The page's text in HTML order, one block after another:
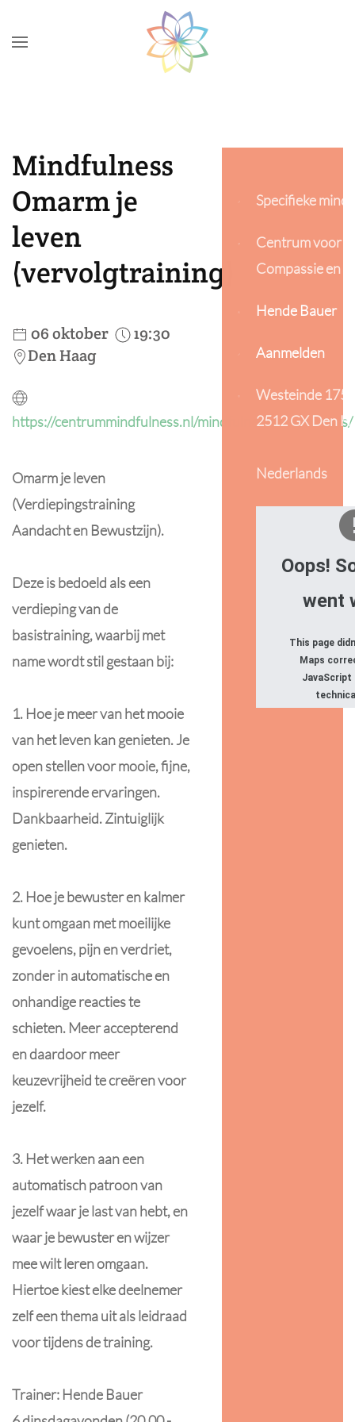
Skip to main content
Mindfulness
Omarm je
leven
(vervolgtraining)
06 oktober
19:30
Den Haag
https://centrummindfulness.nl/mindfulnessprogrammas/
Omarm je leven
(Verdiepingstraining
Aandacht en Bewustzijn).
Deze is bedoeld als een
verdieping van de
basistraining, waarbij met
name wordt stil gestaan bij:
1. Hoe je meer van het mooie
van het leven kan genieten. Je
open stellen voor mooie, fijne,
inspirerende ervaringen.
Dankbaarheid. Zintuiglijk
genieten.
2. Hoe je bewuster en kalmer
kunt omgaan met moeilijke
gevoelens, pijn en verdriet,
zonder in automatische en
onhandige reacties te
schieten. Meer accepterend
en daardoor meer
keuzevrijheid te creëren voor
jezelf.
3. Het werken aan een
automatisch patroon van
jezelf waar je last van hebt, en
waar je bewuster en wijzer
mee wilt leren omgaan.
Hiertoe kiest elke deelnemer
zelf een thema uit als leidraad
voor tijdens de training.
Trainer: Hende Bauer
Specifieke
Centrum voor
Compassie en
Hende Bauer
Aanmelden
Westeinde 175L
2512 GX Den
Nederlands
Oops!
went
This page
Maps